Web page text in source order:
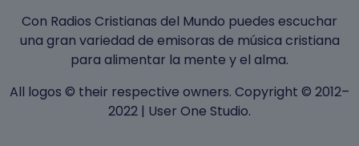
Con Radios Cristianas del Mundo puedes escuchar
una gran variedad de emisoras de música cristiana
para alimentar la mente y el alma.
All logos © their respective owners. Copyright © 2012–
2022 | User One Studio.